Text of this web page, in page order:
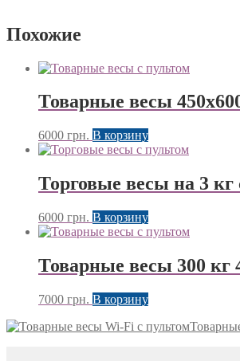
Похожие
Товарные весы
6000 грн. В корзину
Торговые весы на 3
6000 грн. В корзину
Товарные весы 300 кг
7000 грн. В корзину